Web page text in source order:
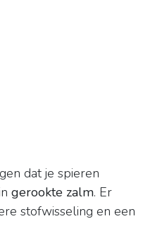
dat je spieren
gerookte zalm. Er
stofwisseling en een